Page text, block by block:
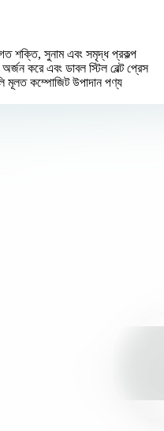
শক্তি, সুনাম এবং সমৃদ্ধ প্রকল্প
করে এবং ডাবল স্টিল বেল্ট প্রেস
মূলত কম্পোজিট উপাদান পণ্য